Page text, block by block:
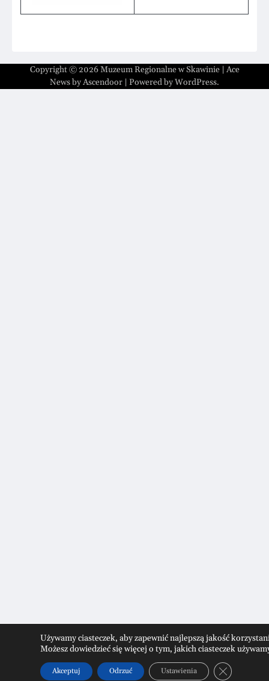
Copyright © 2026Muzeum Regionalne w Skawinie| Ace
News byAscendoor | Powered byWordPress.
Używamy ciasteczek, aby zapewnić najlepszą jakość
Możesz dowiedzieć się więcej o tym, jakich ciasteczek
Akceptuj Odrzuć Ustawienia Zamknij